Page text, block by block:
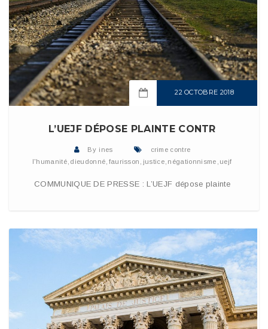
22 OCTOBRE 2018
L’UEJF DÉPOSE PLAINTE CONTR
By ines
crime contre
l'humanité dieudonné faurisson justice négationnisme uejf
COMMUNIQUE DE PRESSE : L’UEJF dépose plainte